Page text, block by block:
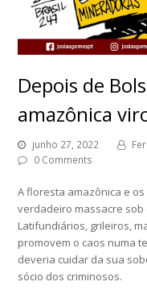
Depois de
amazônica
junho 27, 2022
0 Comments
A floresta amazônica e
verdadeiro massacre
Latifundiários, grileiros,
promovem o caos numa
deveria cuidar da sua
sócio dos criminosos.